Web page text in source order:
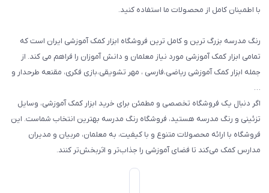
سایر محصولات
با اطمینان کامل از محصولات ما استفاده کنید.
رنگ مدرسه بزرگ ترین و کامل ترین فروشگاه ابزار کمک آموزشی ایران است که
تمامی ابزار کمک آموزشی مورد نیاز معلمان و دانش آموزان را فراهم می کند. از
جمله ابزار کمک آموزشی ریاضی،فارسی ، مهر تشویقی،بازی فکری، مقنعه طرحدار و
…
اگر دنبال یک فروشگاه تخصصی و مطمئن برای خرید ابزار کمک آموزشی، وسایل
تزئینی و رنگ مدرسه هستید، فروشگاه رنگ مدرسه بهترین انتخاب شماست. این
فروشگاه با ارائه محصولات متنوع و با کیفیت، به معلمان، مربیان و مدیران
مدارس کمک می‌کند تا فضای آموزشی را جذاب‌تر و اثربخش‌تر کنند.